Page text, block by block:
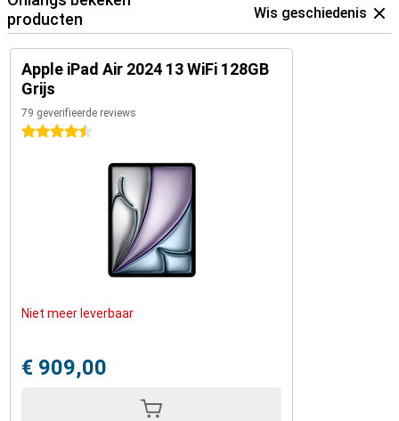
producten
Wis geschiedenis
Apple iPad Air 2024 13 WiFi 128GB
Grijs
79 geverifieerde reviews
4.5 sterren
Niet meer leverbaar
€ 909,00